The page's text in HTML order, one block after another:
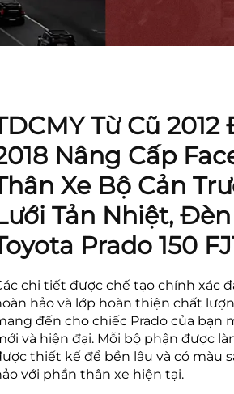
Từ Cũ
Nâng Cấp
Xe Bộ Cản
Tản Nhiệt,
Prado 150
chi tiết được chế tạo chính xác
hảo và lớp hoàn thiện chất
đến cho chiếc Prado của bạn
và hiện đại. Mỗi bộ phận được
thiết kế để bền lâu và có màu
với phần thân xe hiện tại.